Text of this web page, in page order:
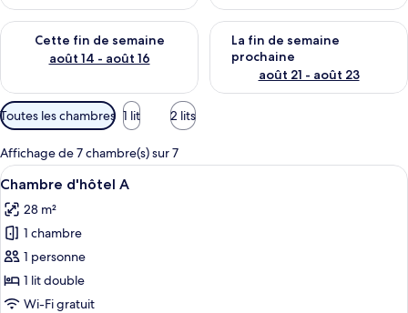
Cette fin de semaine
août 14 - août 16
Vérifier la disponibilité pour cette fin de semaine août 14 -
La fin de semaine
prochaine
août 21 - août 23
Vérifier la disponibilité pour
Filtres
disponibles
pour
les
chambres
Toutes les chambres 1 lit 2 lits
Affichage de 7 chambre(s) sur 7
Afficher
toutes
les
photos
pour
ce
type
Une chambre d’hôtel comprenant
4
Chambre d'hôtel A
28 m²
1 chambre
1 personne
1 lit double
Wi-Fi gratuit